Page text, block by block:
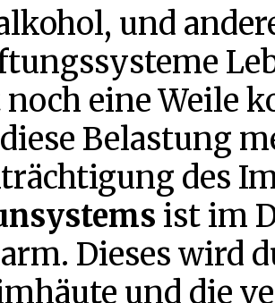
und
eine Weile
Belastung
des
ist im
Dieses wird
und die